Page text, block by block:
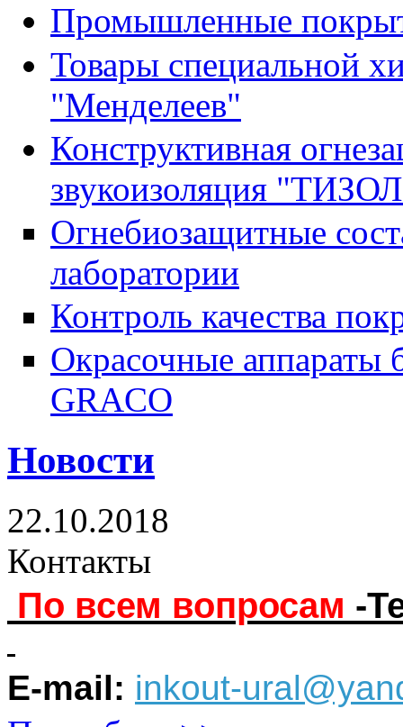
Промышленные
Товары специальной
"Менделеев"
Конструктивная
звукоизоляция
Огнебиозащитные
лаборатории
Контроль качества
Окрасочные аппараты
GRACO
Новости
22.10.2018
Контакты
По всем вопросам -
E-mail: inkout-